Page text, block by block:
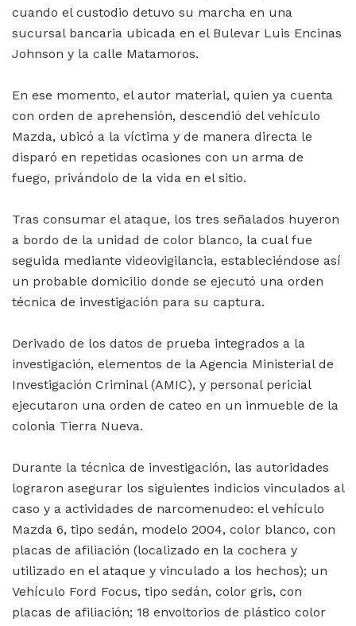
cuando el custodio detuvo su marcha en una
sucursal bancaria ubicada en el Bulevar Luis Encinas
Johnson y la calle Matamoros.
En ese momento, el autor material, quien ya cuenta
con orden de aprehensión, descendió del vehículo
Mazda, ubicó a la víctima y de manera directa le
disparó en repetidas ocasiones con un arma de
fuego, privándolo de la vida en el sitio.
Tras consumar el ataque, los tres señalados huyeron
a bordo de la unidad de color blanco, la cual fue
seguida mediante videovigilancia, estableciéndose así
un probable domicilio donde se ejecutó una orden
técnica de investigación para su captura.
Derivado de los datos de prueba integrados a la
investigación, elementos de la Agencia Ministerial de
Investigación Criminal (AMIC), y personal pericial
ejecutaron una orden de cateo en un inmueble de la
colonia Tierra Nueva.
Durante la técnica de investigación, las autoridades
lograron asegurar los siguientes indicios vinculados al
caso y a actividades de narcomenudeo: el vehículo
Mazda 6, tipo sedán, modelo 2004, color blanco, con
placas de afiliación (localizado en la cochera y
utilizado en el ataque y vinculado a los hechos); un
Vehículo Ford Focus, tipo sedán, color gris, con
placas de afiliación; 18 envoltorios de plástico color